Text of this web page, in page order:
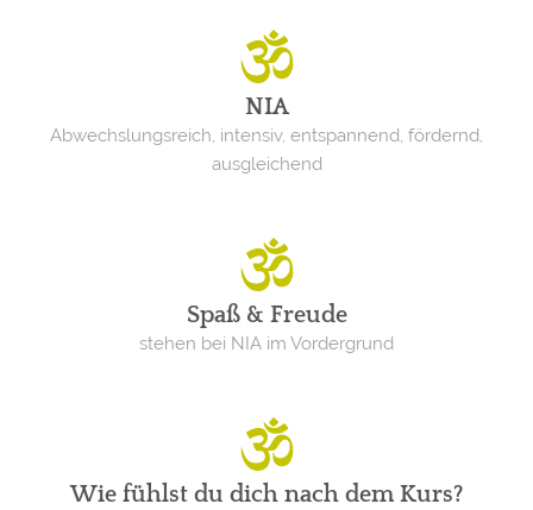
NIA
Abwechslungsreich, intensiv, entspannend, fördernd,
ausgleichend
Spaß & Freude
stehen bei NIA im Vordergrund
Wie fühlst du dich nach dem Kurs?